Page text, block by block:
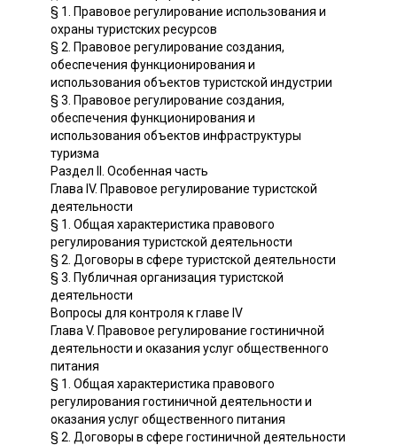
§ 1. Правовое регулирование использования и
охраны туристских ресурсов
§ 2. Правовое регулирование создания,
обеспечения функционирования и
использования объектов туристской индустрии
§ 3. Правовое регулирование создания,
обеспечения функционирования и
использования объектов инфраструктуры
туризма
Раздел II. Особенная часть
Глава IV. Правовое регулирование туристской
деятельности
§ 1. Общая характеристика правового
регулирования туристской деятельности
§ 2. Договоры в сфере туристской деятельности
§ 3. Публичная организация туристской
деятельности
Вопросы для контроля к главе IV
Глава V. Правовое регулирование гостиничной
деятельности и оказания услуг общественного
питания
§ 1. Общая характеристика правового
регулирования гостиничной деятельности и
оказания услуг общественного питания
§ 2. Договоры в сфере гостиничной деятельности